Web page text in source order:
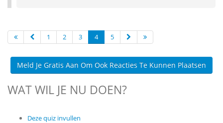
1 2 3 4 5
Meld Je Gratis Aan Om Ook Reacties Te Kunnen Plaatsen
WAT WIL JE NU DOEN?
Deze quiz invullen